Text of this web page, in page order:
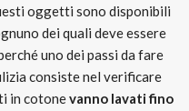
oggetti sono disponibili
dei quali deve essere
uno dei passi da fare
consiste nel verificare
in cotonevanno lavati fino